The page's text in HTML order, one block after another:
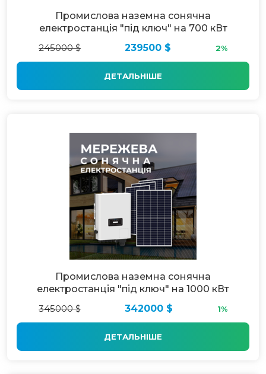
Промислова наземна сонячна
електростанція "під ключ" на 700 кВт
245000 $
239500 $ 2%
ДЕТАЛЬНІШЕ
Промислова наземна сонячна
електростанція "під ключ" на 1000 кВт
345000 $
342000 $ 1%
ДЕТАЛЬНІШЕ